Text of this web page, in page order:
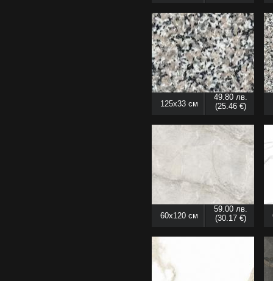
125x33 см
49.80 лв.
(25.46 €)
60x120 см
59.00 лв.
(30.17 €)